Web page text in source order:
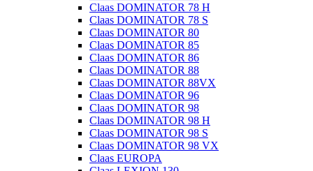
Claas DOMINATOR 78 H
Claas DOMINATOR 78 S
Claas DOMINATOR 80
Claas DOMINATOR 85
Claas DOMINATOR 86
Claas DOMINATOR 88
Claas DOMINATOR 88VX
Claas DOMINATOR 96
Claas DOMINATOR 98
Claas DOMINATOR 98 H
Claas DOMINATOR 98 S
Claas DOMINATOR 98 VX
Claas EUROPA